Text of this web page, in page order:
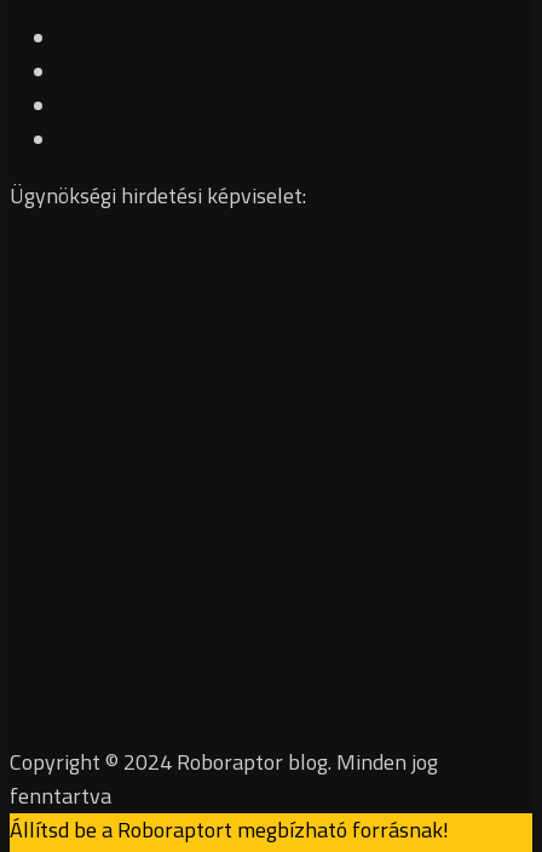
Ügynökségi hirdetési képviselet:
Copyright © 2024 Roboraptor blog. Minden jog
fenntartva
Állítsd be a Roboraptort megbízható forrásnak!